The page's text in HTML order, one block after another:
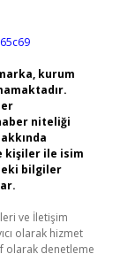
kurum
niteliği
kişiler ile isim
bilgiler
ve İletişim
olarak hizmet
olarak denetleme